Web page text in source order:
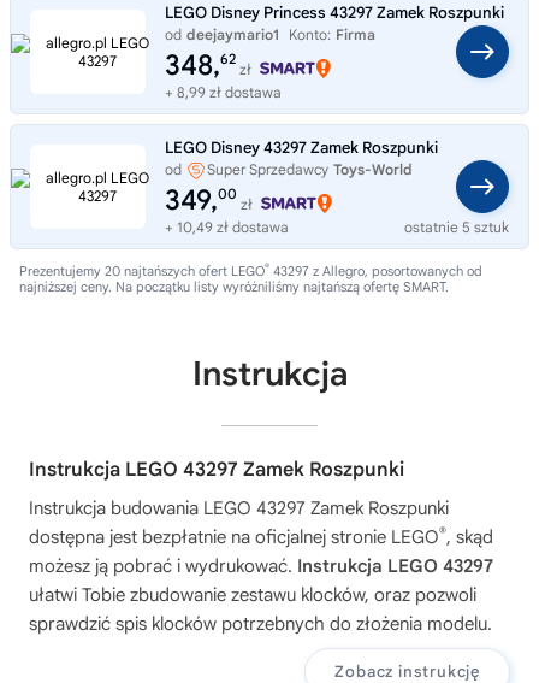
LEGO Disney Princess 43297 Zamek Roszpunki
od deejaymario1 Konto: Firma
348,62
zł
+ 8,99 zł dostawa
LEGO Disney 43297 Zamek Roszpunki
od Super Sprzedawcy Toys-World
349,00
zł
+ 10,49 zł dostawa
ostatnie 5 sztuk
Prezentujemy 20 najtańszych ofert LEGO® 43297 z Allegro, posortowanych od
najniższej ceny. Na początku listy wyróżniliśmy najtańszą ofertę SMART.
Instrukcja
Instrukcja LEGO 43297 Zamek Roszpunki
Instrukcja budowania LEGO 43297 Zamek Roszpunki
dostępna jest bezpłatnie na oficjalnej stronie LEGO®, skąd
możesz ją pobrać i wydrukować. Instrukcja LEGO 43297
ułatwi Tobie zbudowanie zestawu klocków, oraz pozwoli
sprawdzić spis klocków potrzebnych do złożenia modelu.
Zobacz instrukcję